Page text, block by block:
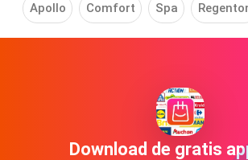
Apollo Comfort Spa
Download de gratis